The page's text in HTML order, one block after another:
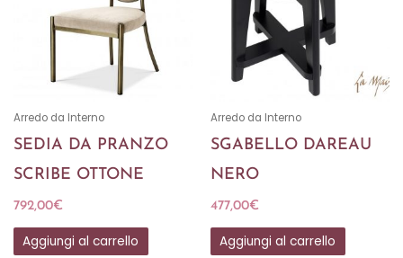
Arredo da Interno
SEDIA DA PRANZO
SCRIBE OTTONE
792,00€
Aggiungi al carrello
Arredo da Interno
SGABELLO DAREAU
NERO
477,00€
Aggiungi al carrello